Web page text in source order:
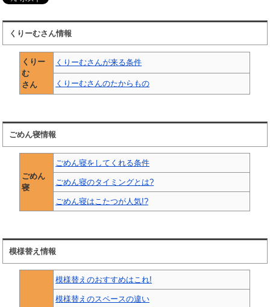
くりーむさん情報
くりー
む
さん
くりーむさんが来る条件
くりーむさんのたからもの
ごめん寝情報
ごめん
寝
ごめん寝をしてくれる条件
ごめん寝のタイミングとは?
ごめん寝はこたつが人気!?
模様替え情報
模様替えのおすすめはこれ!
模様替えのスペースの違い